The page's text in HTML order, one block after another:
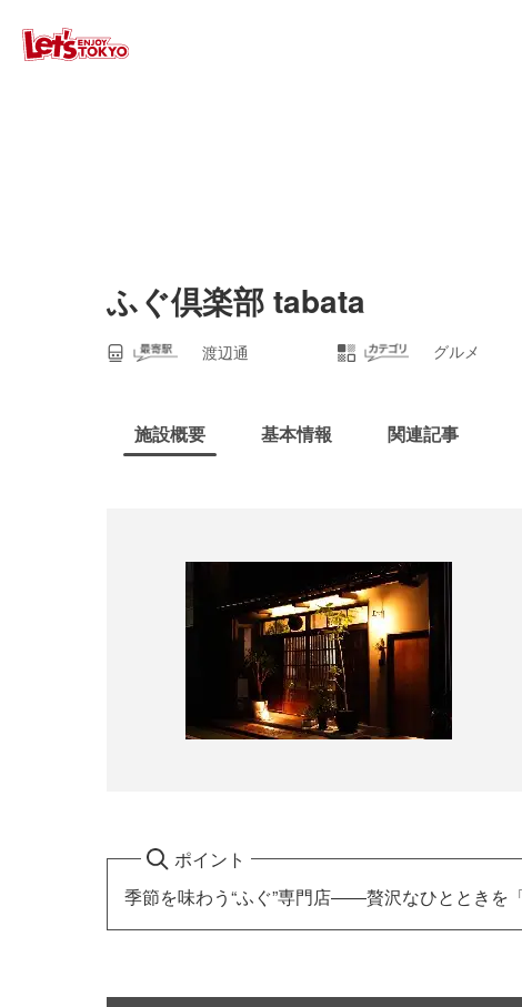
ふぐ倶楽部 tabata
渡辺通 グルメ
施設概要 基本情報 関連記事
ポイント
季節を味わう“ふぐ”専門店――贅沢なひとときを